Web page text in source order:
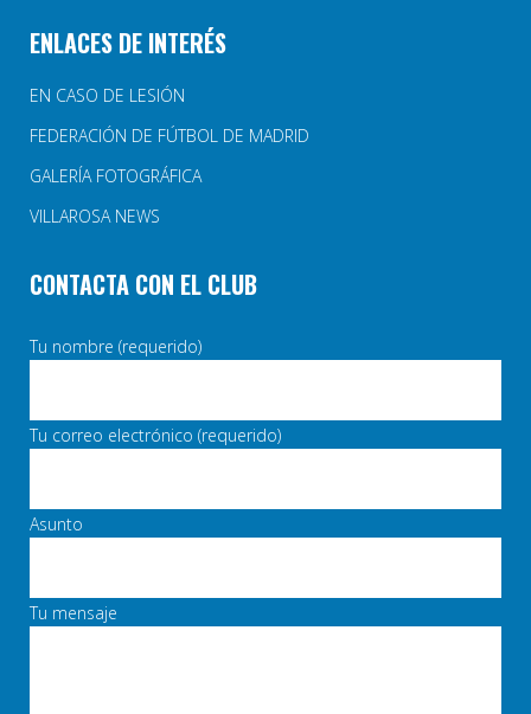
ENLACES DE INTERÉS
EN CASO DE LESIÓN
FEDERACIÓN DE FÚTBOL DE MADRID
GALERÍA FOTOGRÁFICA
VILLAROSA NEWS
CONTACTA CON EL CLUB
Tu nombre (requerido)
Tu correo electrónico (requerido)
Asunto
Tu mensaje